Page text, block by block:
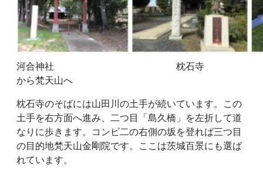
河合神社 枕石寺 山田
から梵天山へ
枕石寺のそばには山田川の土手が続いています。この
土手を右方面へ進み、二つ目「島久橋」を左折して道
なりに歩きます。コンビ二の右側の坂を登れば三つ目
の目的地梵天山金剛院です。ここは茨城百景にも選ば
れています。